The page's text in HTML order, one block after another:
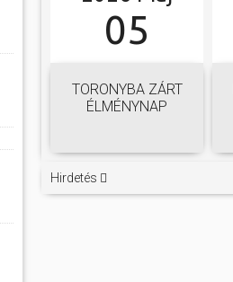
05
TORONYBA ZÁRT
ÉLMÉNYNAP
Hirdetés